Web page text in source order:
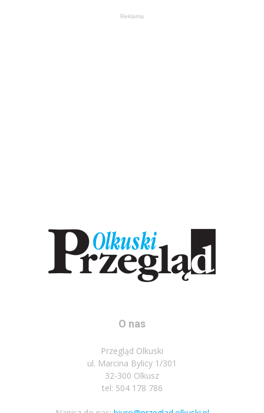
Reklama
O nas
Przegląd Olkuski
ul. Marcina Bylicy 1/301
32-300 Olkusz
tel: 504 178 786